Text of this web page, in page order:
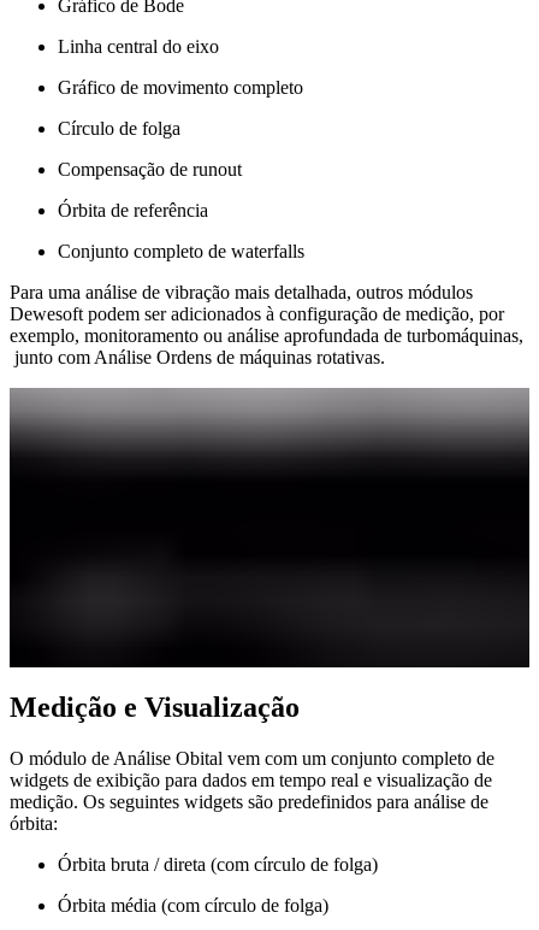
Gráfico de Bode
Linha central do eixo
Gráfico de movimento completo
Círculo de folga
Compensação de runout
Órbita de referência
Conjunto completo de waterfalls
​​​​​​​Para uma análise de vibração​​​​​​​ mais detalhada, outros módulos
Dewesoft podem ser adicionados à configuração de medição, por
exemplo, monitoramento ou análise aprofundada de turbomáquinas,
junto com Análise Ordens de máquinas rotativas.
Medição e Visualização
O módulo de Análise Obital vem com um conjunto completo de
widgets de exibição para dados em tempo real e visualização de
medição. Os seguintes widgets são predefinidos para análise de
órbita:
Órbita bruta / direta (com círculo de folga)
Órbita média (com círculo de folga)